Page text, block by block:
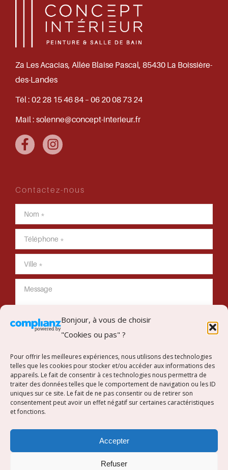
Bonjour, à vous de choisir
"Cookies ou pas" ?
Pour offrir les meilleures expériences, nous utilisons des technologies
telles que les cookies pour stocker et/ou accéder aux informations des
appareils. Le fait de consentir à ces technologies nous permettra de
traiter des données telles que le comportement de navigation ou les ID
uniques sur ce site. Le fait de ne pas consentir ou de retirer son
consentement peut avoir un effet négatif sur certaines caractéristiques
et fonctions.
Accepter
Refuser
Za Les Acacias, Allée Blaise Pascal, 85430 La Boissière-
des-Landes
Tél : 02 28 15 46 84 – 06 20 08 73 24
Mail : solenne@concept-interieur.fr
Contactez-nous
Envoyer mon message
Suivez-nous sur Instagram